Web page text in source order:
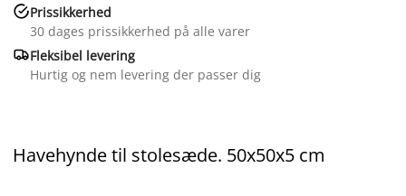
Prissikkerhed
30 dages prissikkerhed på alle varer
Fleksibel levering
Hurtig og nem levering der passer dig
Havehynde til stolesæde. 50x50x5 cm